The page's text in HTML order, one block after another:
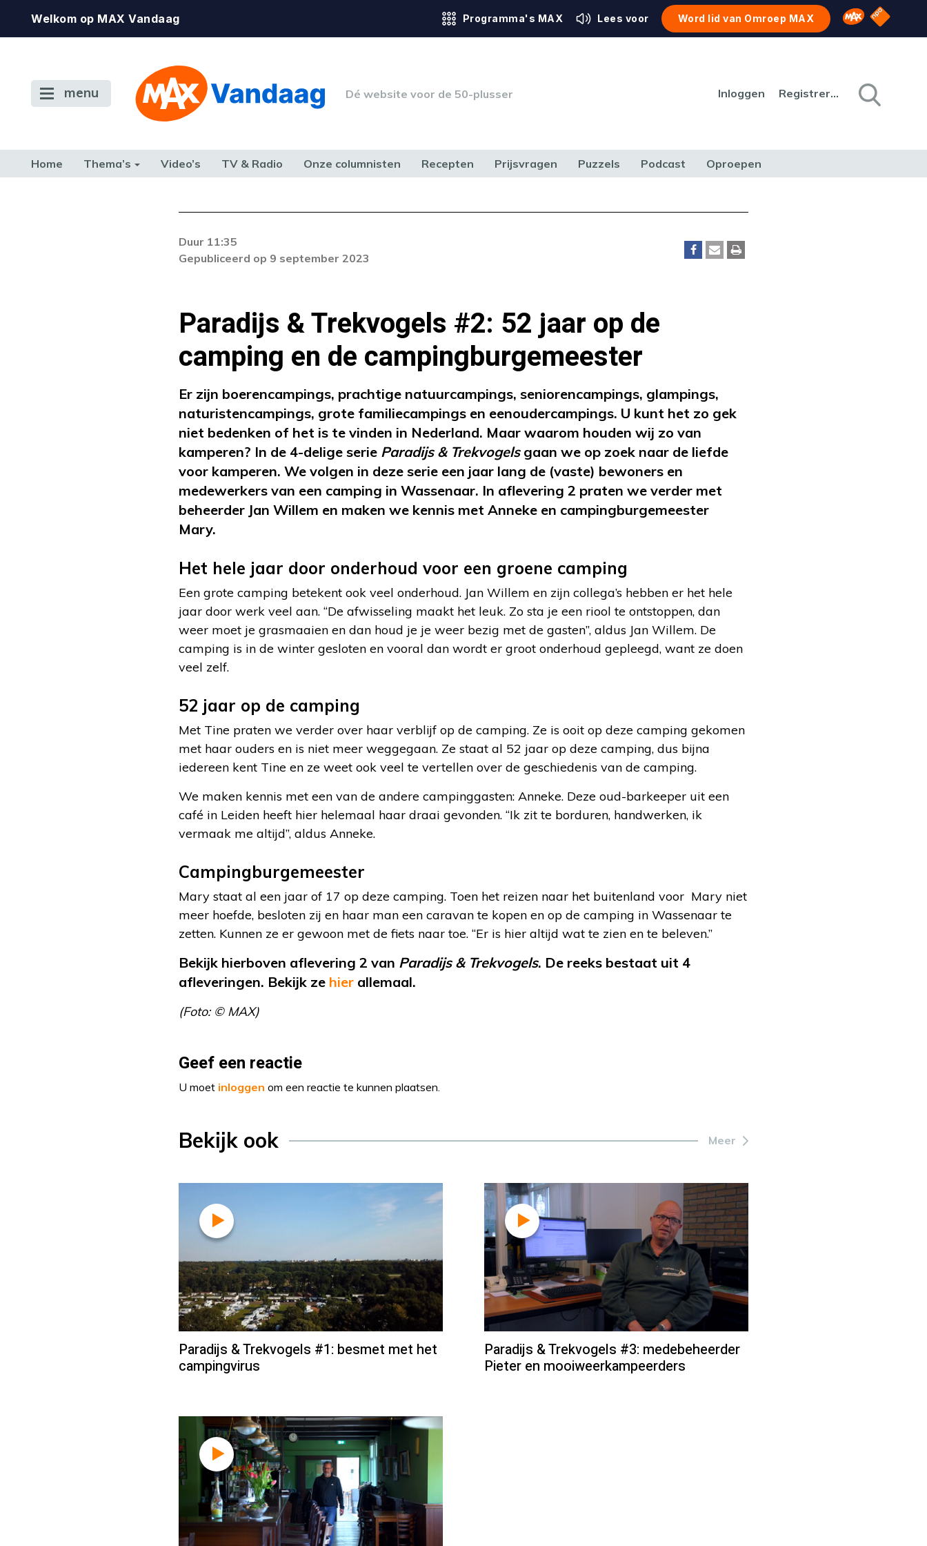
Welkom op MAX Vandaag Programma's MAX Lees voor Word lid van Omroep MAX Omroep MAX
NPO
menu Dé website voor de 50-plusser Inloggen Registreren
Home Thema’s Video’s TV & Radio Onze columnisten Recepten Prijsvragen Puzzels Podcast Oproepen
Duur 11:35
Gepubliceerd op 9 september 2023
Paradijs & Trekvogels #2: 52 jaar op de
camping en de campingburgemeester
Er zijn boerencampings, prachtige natuurcampings, seniorencampings, glampings,
naturistencampings, grote familiecampings en eenoudercampings. U kunt het zo gek
niet bedenken of het is te vinden in Nederland. Maar waarom houden wij zo van
kamperen? In de 4-delige serie Paradijs & Trekvogelsgaan we op zoek naar de liefde
voor kamperen. We volgen in deze serie een jaar lang de (vaste) bewoners en
medewerkers van een camping in Wassenaar. In aflevering 2 praten we verder met
beheerder Jan Willem en maken we kennis met Anneke en campingburgemeester
Mary.
Het hele jaar door onderhoud voor een groene camping
Een grote camping betekent ook veel onderhoud. Jan Willem en zijn collega’s hebben er het hele
jaar door werk veel aan. “De afwisseling maakt het leuk. Zo sta je een riool te ontstoppen, dan
weer moet je grasmaaien en dan houd je je weer bezig met de gasten”, aldus Jan Willem. De
camping is in de winter gesloten en vooral dan wordt er groot onderhoud gepleegd, want ze doen
veel zelf.
52 jaar op de camping
Met Tine praten we verder over haar verblijf op de camping. Ze is ooit op deze camping gekomen
met haar ouders en is niet meer weggegaan. Ze staat al 52 jaar op deze camping, dus bijna
iedereen kent Tine en ze weet ook veel te vertellen over de geschiedenis van de camping.
We maken kennis met een van de andere campinggasten: Anneke. Deze oud-barkeeper uit een
café in Leiden heeft hier helemaal haar draai gevonden. “Ik zit te borduren, handwerken, ik
vermaak me altijd”, aldus Anneke.
Campingburgemeester
Mary staat al een jaar of 17 op deze camping. Toen het reizen naar het buitenland voor Mary niet
meer hoefde, besloten zij en haar man een caravan te kopen en op de camping in Wassenaar te
zetten. Kunnen ze er gewoon met de fiets naar toe. “Er is hier altijd wat te zien en te beleven.”
Bekijk hierboven aflevering 2 van Paradijs & Trekvogels. De reeks bestaat uit 4
afleveringen. Bekijk ze hier allemaal.
(Foto: © MAX)
Geef een reactie
U moet inloggen om een reactie te kunnen plaatsen.
Bekijk ook Meer
Paradijs & Trekvogels #1: besmet met het
campingvirus
Paradijs & Trekvogels #3: medebeheerder
Pieter en mooiweerkampeerders